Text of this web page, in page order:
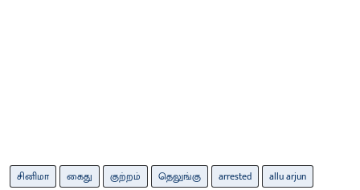
சினிமா கைது குற்றம் தெலுங்கு arrested
allu arjun